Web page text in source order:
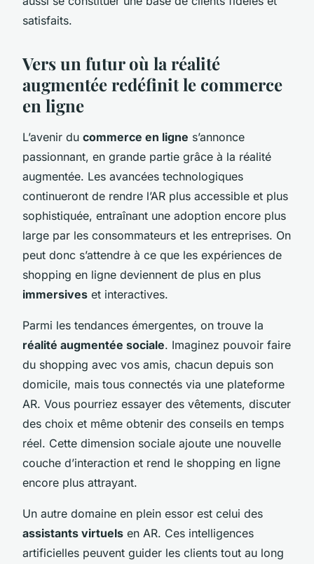
satisfaits.
Vers un futur où la réalité
augmentée redéfinit le commerce
en ligne
L’avenir du commerce en ligne s’annonce
passionnant, en grande partie grâce à la réalité
augmentée. Les avancées technologiques
continueront de rendre l’AR plus accessible et plus
sophistiquée, entraînant une adoption encore plus
large par les consommateurs et les entreprises. On
peut donc s’attendre à ce que les expériences de
shopping en ligne deviennent de plus en plus
immersives et interactives.
Parmi les tendances émergentes, on trouve la
réalité augmentée sociale. Imaginez pouvoir faire
du shopping avec vos amis, chacun depuis son
domicile, mais tous connectés via une plateforme
AR. Vous pourriez essayer des vêtements, discuter
des choix et même obtenir des conseils en temps
réel. Cette dimension sociale ajoute une nouvelle
couche d’interaction et rend le shopping en ligne
encore plus attrayant.
Un autre domaine en plein essor est celui des
assistants virtuels en AR. Ces intelligences
artificielles peuvent guider les clients tout au long